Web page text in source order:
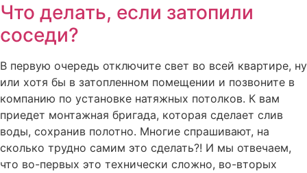
Что делать, если затопили
соседи?
В первую очередь отключите свет во всей квартире, ну
или хотя бы в затопленном помещении и позвоните в
компанию по установке натяжных потолков. К вам
приедет монтажная бригада, которая сделает слив
воды, сохранив полотно. Многие спрашивают, на
сколько трудно самим это сделать?! И мы отвечаем,
что во-первых это технически сложно, во-вторых